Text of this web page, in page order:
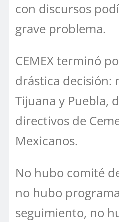
con discursos
grave problema.
CEMEX terminó
drástica decisión:
Tijuana y Puebla,
directivos de
Mexicanos.
No hubo comité
no hubo
seguimiento, no